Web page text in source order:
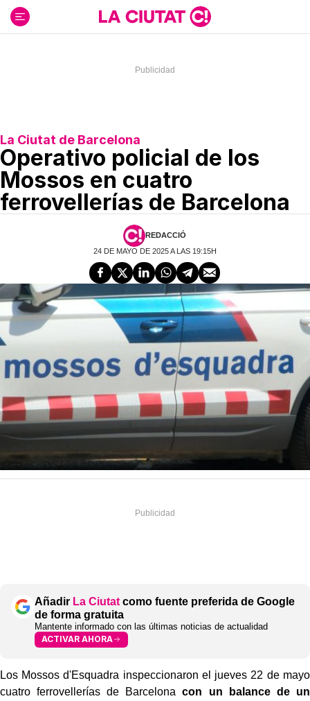
contenido
La Ciutat de Barcelona
Operativo policial de los
Mossos en cuatro
ferrovellerías de Barcelona
REDACCIÓ
24 DE MAYO DE 2025 A LAS 19:15H
Añadir La Ciutat como fuente preferida de Google
de forma gratuita
Mantente informado con las últimas noticias de actualidad
ACTIVAR AHORA
Los Mossos d'Esquadra inspeccionaron el jueves 22 de mayo
cuatro ferrovellerías de Barcelona con un balance de un